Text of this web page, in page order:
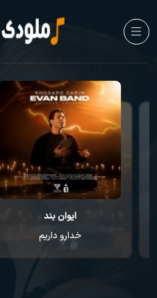
ایوان بند
خدارو داریم